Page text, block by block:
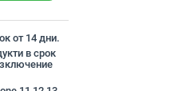
от 14 дни.
в срок